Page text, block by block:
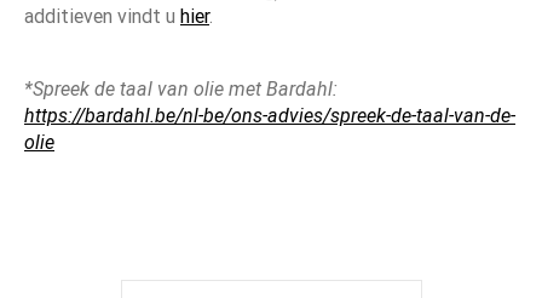
additieven vindt u hier.
*Spreek de taal van olie met Bardahl:
https://bardahl.be/nl-be/ons-advies/spreek-de-taal-van-de-
olie